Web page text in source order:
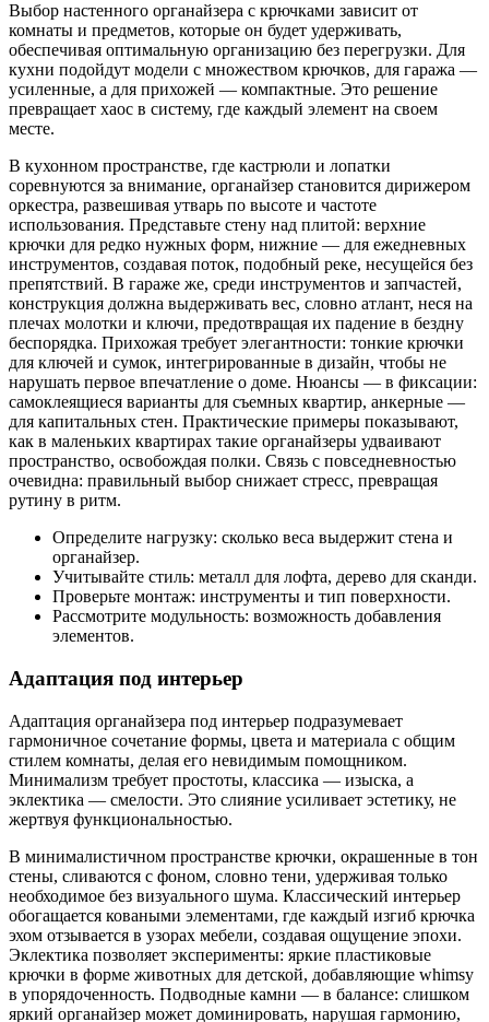
Выбор настенного органайзера с крючками зависит от
комнаты и предметов, которые он будет удерживать,
обеспечивая оптимальную организацию без перегрузки. Для
кухни подойдут модели с множеством крючков, для гаража —
усиленные, а для прихожей — компактные. Это решение
превращает хаос в систему, где каждый элемент на своем
месте.
В кухонном пространстве, где кастрюли и лопатки
соревнуются за внимание, органайзер становится дирижером
оркестра, развешивая утварь по высоте и частоте
использования. Представьте стену над плитой: верхние
крючки для редко нужных форм, нижние — для ежедневных
инструментов, создавая поток, подобный реке, несущейся без
препятствий. В гараже же, среди инструментов и запчастей,
конструкция должна выдерживать вес, словно атлант, неся на
плечах молотки и ключи, предотвращая их падение в бездну
беспорядка. Прихожая требует элегантности: тонкие крючки
для ключей и сумок, интегрированные в дизайн, чтобы не
нарушать первое впечатление о доме. Нюансы — в фиксации:
самоклеящиеся варианты для съемных квартир, анкерные —
для капитальных стен. Практические примеры показывают,
как в маленьких квартирах такие органайзеры удваивают
пространство, освобождая полки. Связь с повседневностью
очевидна: правильный выбор снижает стресс, превращая
рутину в ритм.
Определите нагрузку: сколько веса выдержит стена и
органайзер.
Учитывайте стиль: металл для лофта, дерево для сканди.
Проверьте монтаж: инструменты и тип поверхности.
Рассмотрите модульность: возможность добавления
элементов.
Адаптация под интерьер
Адаптация органайзера под интерьер подразумевает
гармоничное сочетание формы, цвета и материала с общим
стилем комнаты, делая его невидимым помощником.
Минимализм требует простоты, классика — изыска, а
эклектика — смелости. Это слияние усиливает эстетику, не
жертвуя функциональностью.
В минималистичном пространстве крючки, окрашенные в тон
стены, сливаются с фоном, словно тени, удерживая только
необходимое без визуального шума. Классический интерьер
обогащается коваными элементами, где каждый изгиб крючка
эхом отзывается в узорах мебели, создавая ощущение эпохи.
Эклектика позволяет эксперименты: яркие пластиковые
крючки в форме животных для детской, добавляющие whimsy
в упорядоченность. Подводные камни — в балансе: слишком
яркий органайзер может доминировать, нарушая гармонию,